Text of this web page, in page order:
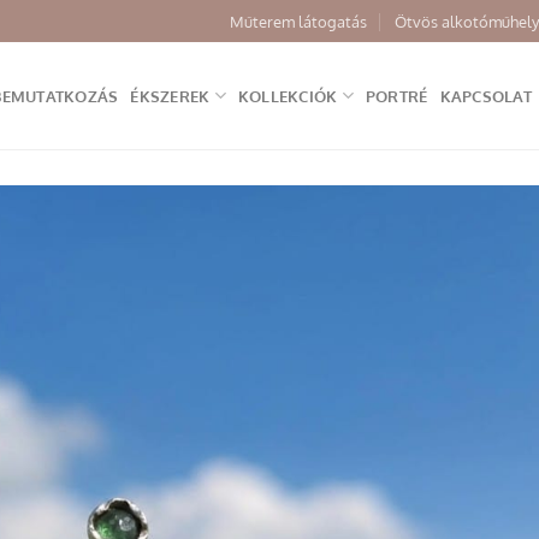
Műterem látogatás Ötvös alkotóműhely
ÉKSZEREK KOLLEKCIÓK PORTRÉ KAPCSOLAT